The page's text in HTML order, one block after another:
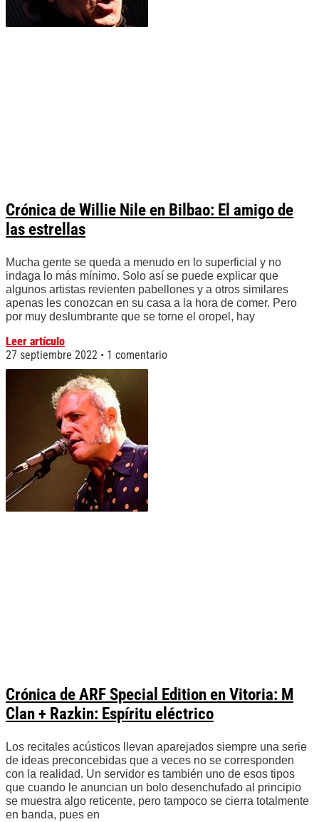
Crónica de Willie Nile en Bilbao: El amigo de
las estrellas
Mucha gente se queda a menudo en lo superficial y no
indaga lo más mínimo. Solo así se puede explicar que
algunos artistas revienten pabellones y a otros similares
apenas les conozcan en su casa a la hora de comer. Pero
por muy deslumbrante que se torne el oropel, hay
Leer artículo
27 septiembre 2022
1 comentario
Crónica de ARF Special Edition en Vitoria: M
Clan + Razkin: Espíritu eléctrico
Los recitales acústicos llevan aparejados siempre una serie
de ideas preconcebidas que a veces no se corresponden
con la realidad. Un servidor es también uno de esos tipos
que cuando le anuncian un bolo desenchufado al principio
se muestra algo reticente, pero tampoco se cierra totalmente
en banda, pues en